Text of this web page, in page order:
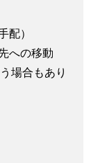
配）
への移動
場合もあり